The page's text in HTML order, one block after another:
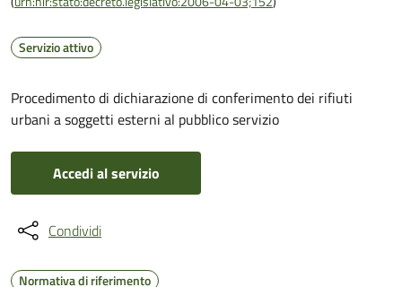
Servizio attivo
Procedimento di dichiarazione di conferimento dei rifiuti
urbani a soggetti esterni al pubblico servizio
Accedi al servizio
Condividi
Normativa di riferimento